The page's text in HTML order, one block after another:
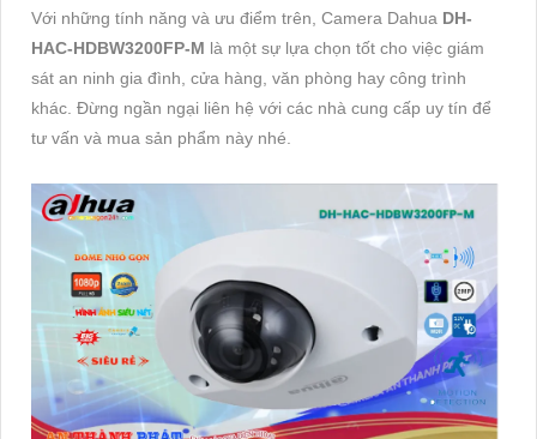
Với những tính năng và ưu điểm trên, Camera Dahua DH-
HAC-HDBW3200FP-M là một sự lựa chọn tốt cho việc giám
sát an ninh gia đình, cửa hàng, văn phòng hay công trình
khác. Đừng ngần ngại liên hệ với các nhà cung cấp uy tín để
tư vấn và mua sản phẩm này nhé.